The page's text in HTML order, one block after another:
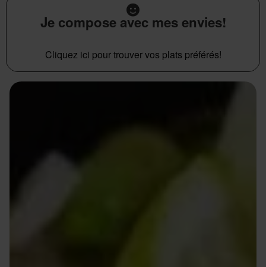
Je compose avec mes envies!
Cliquez ici pour trouver vos plats préférés!